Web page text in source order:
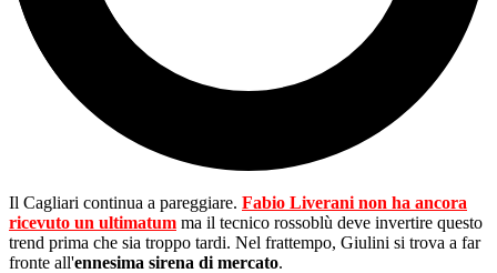
Il Cagliari continua a pareggiare. Fabio Liverani non ha ancora
ricevuto un ultimatum ma il tecnico rossoblù deve invertire questo
trend prima che sia troppo tardi. Nel frattempo, Giulini si trova a far
fronte all'ennesima sirena di mercato.